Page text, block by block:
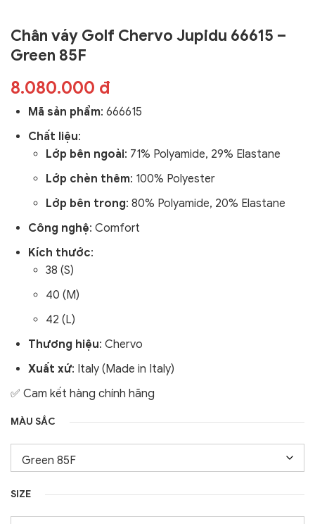
Chân váy Golf Chervo Jupidu 66615 –
Green 85F
8.080.000 đ
Mã sản phẩm: 666615
Chất liệu:
Lớp bên ngoài: 71% Polyamide, 29% Elastane
Lớp chèn thêm: 100% Polyester
Lớp bên trong: 80% Polyamide, 20% Elastane
Công nghệ: Comfort
Kích thước:
38 (S)
40 (M)
42 (L)
Thương hiệu: Chervo
Xuất xứ: Italy (Made in Italy)
✅ Cam kết hàng chính hãng
MÀU SẮC
SIZE